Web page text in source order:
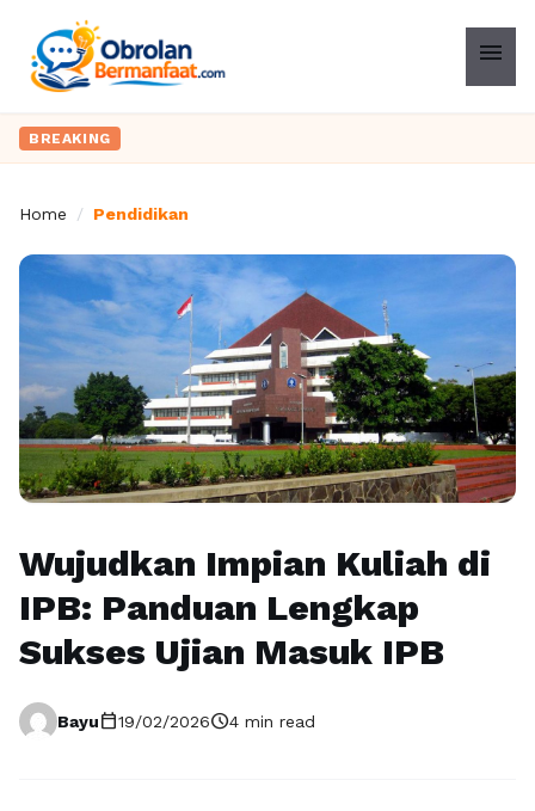
menu
BREAKING
Home / Pendidikan
Wujudkan Impian Kuliah di
IPB: Panduan Lengkap
Sukses Ujian Masuk IPB
Bayucalendar_today19/02/2026schedule4 min read